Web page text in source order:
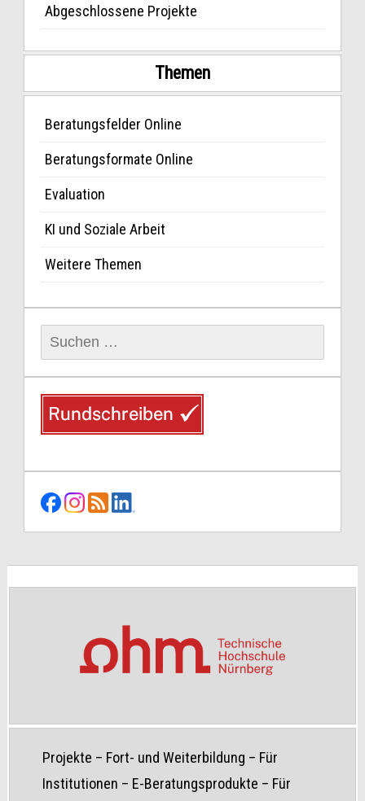
Abgeschlossene Projekte
Themen
Beratungsfelder Online
Beratungsformate Online
Evaluation
KI und Soziale Arbeit
Weitere Themen
Suchen
nach:
Projekte – Fort- und Weiterbildung – Für
Institutionen – E-Beratungsprodukte – Für